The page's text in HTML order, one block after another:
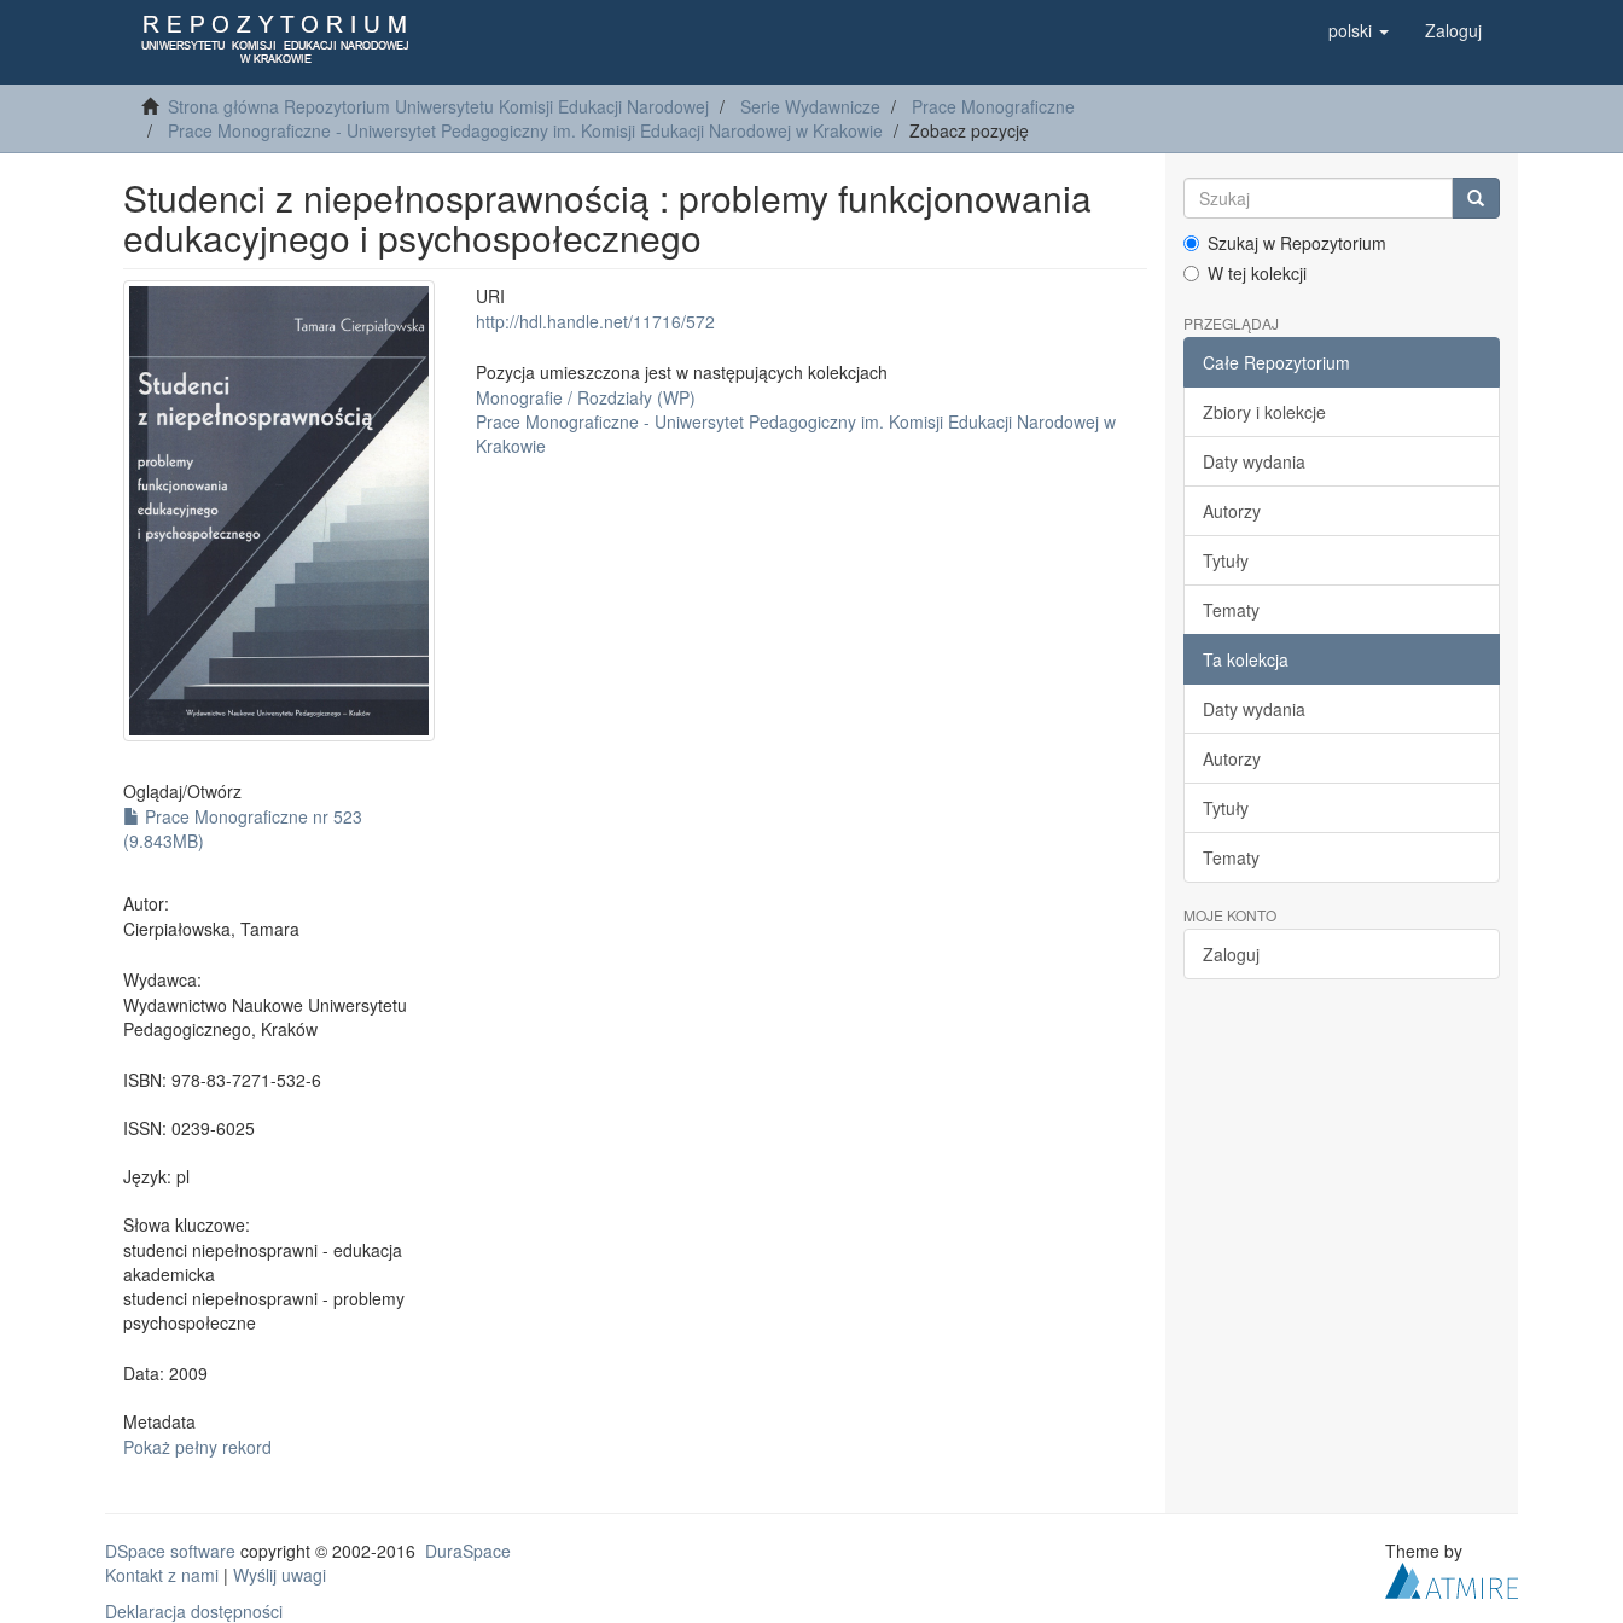
polski Zaloguj
Strona główna Repozytorium Uniwersytetu Komisji Edukacji Narodowej Serie Wydawnicze
Prace Monograficzne
Prace Monograficzne - Uniwersytet Pedagogiczny im. Komisji Edukacji Narodowej w Krakowie
Zobacz pozycję
Studenci z niepełnosprawnością : problemy funkcjonowania
edukacyjnego i psychospołecznego
Oglądaj/Otwórz
Prace Monograficzne nr 523
(9.843MB)
Autor:
Cierpiałowska, Tamara
Wydawca:
Wydawnictwo Naukowe Uniwersytetu
Pedagogicznego, Kraków
ISBN: 978-83-7271-532-6
ISSN: 0239-6025
Język: pl
Słowa kluczowe:
studenci niepełnosprawni - edukacja
akademicka
studenci niepełnosprawni - problemy
psychospołeczne
Data: 2009
Metadata
Pokaż pełny rekord
URI
http://hdl.handle.net/11716/572
Pozycja umieszczona jest w następujących kolekcjach
Monografie / Rozdziały (WP)
Prace Monograficzne - Uniwersytet Pedagogiczny im. Komisji Edukacji Narodowej w
Krakowie
Szukaj w Repozytorium
W tej kolekcji
PRZEGLĄDAJ
Całe Repozytorium
Zbiory i kolekcje
Daty wydania
Autorzy
Tytuły
Tematy
Ta kolekcja
Daty wydania
Autorzy
Tytuły
Tematy
MOJE KONTO
Zaloguj
DSpace software copyright © 2002-2016 DuraSpace
Kontakt z nami | Wyślij uwagi
Deklaracja dostępności
Theme by